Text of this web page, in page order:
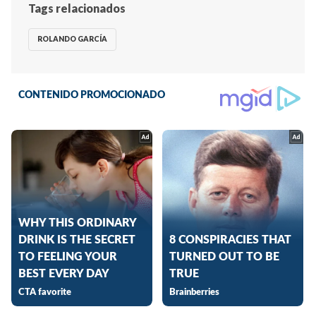
Tags relacionados
ROLANDO GARCÍA